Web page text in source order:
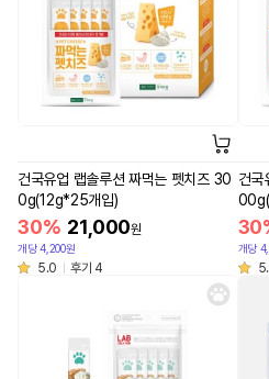
건국유업 랩솔루션 짜먹는 펫치즈 30
0g(12g*25개입)
30% 21,000원
개당 4,200원
5.0 후기 4
건국
개당